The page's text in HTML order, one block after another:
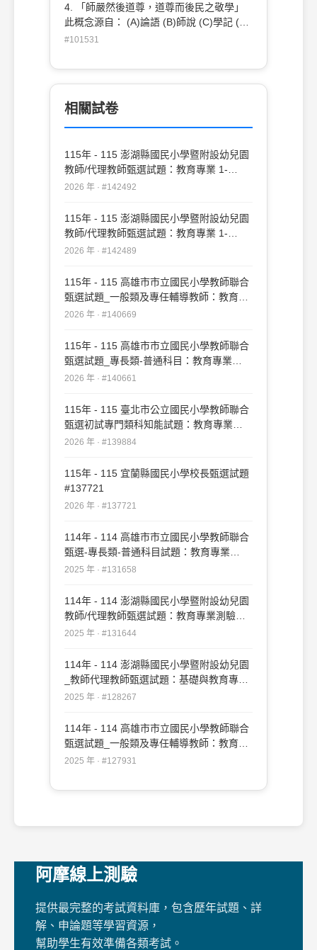
4. 「師嚴然後道尊，道尊而後民之敬學」
此概念源自： (A)論語 (B)師說 (C)學記 (D)
中庸
#101531
相關試卷
115年 - 115 澎湖縣國民小學暨附設幼兒園
教師/代理教師甄選試題：教育專業 1-
20#142492
2026 年 · #142492
115年 - 115 澎湖縣國民小學暨附設幼兒園
教師/代理教師甄選試題：教育專業 1-
50#142489
2026 年 · #142489
115年 - 115 高雄市市立國民小學教師聯合
甄選試題_一般類及專任輔導教師：教育專
業#140669
2026 年 · #140669
115年 - 115 高雄市市立國民小學教師聯合
甄選試題_專長類-普通科目：教育專業
#140661
2026 年 · #140661
115年 - 115 臺北市公立國民小學教師聯合
甄選初試專門類科知能試題：教育專業
#139884
2026 年 · #139884
115年 - 115 宜蘭縣國民小學校長甄選試題
#137721
2026 年 · #137721
114年 - 114 高雄市市立國民小學教師聯合
甄選-專長類-普通科目試題：教育專業
#131658
2025 年 · #131658
114年 - 114 澎湖縣國民小學暨附設幼兒園
教師/代理教師甄選試題：教育專業測驗
#131644
2025 年 · #131644
114年 - 114 澎湖縣國民小學暨附設幼兒園
_教師代理教師甄選試題：基礎與教育專業
測驗#128267
2025 年 · #128267
114年 - 114 高雄市市立國民小學教師聯合
甄選試題_一般類及專任輔導教師：教育專
業#127931
2025 年 · #127931
阿摩線上測驗
提供最完整的考試資料庫，包含歷年試題、詳
解、申論題等學習資源，
幫助學生有效準備各類考試。